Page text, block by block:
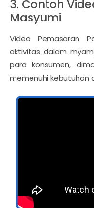
3. Contoh
Masyumi
Video Pemasaran
aktivitas dalam
para konsumen,
memenuhi kebutuhan